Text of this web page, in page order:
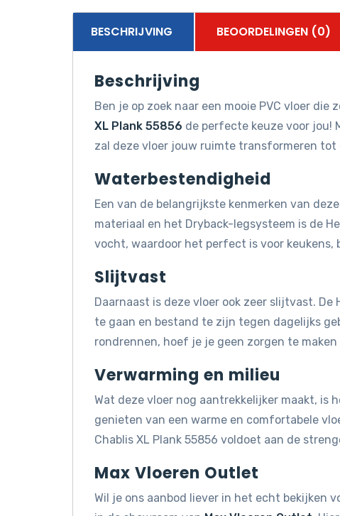
BESCHRIJVING BEOORDELINGEN (0)
Beschrijving
Ben je op zoek naar een mooie PVC vloer
XL Plank 55856 de perfecte keuze voor
zal deze vloer jouw ruimte transformeren
Waterbestendigheid
Een van de belangrijkste kenmerken van
materiaal en het Dryback-legsysteem is de
vocht, waardoor het perfect is voor keukens,
Slijtvast
Daarnaast is deze vloer ook zeer slijtvast. De
te gaan en bestand te zijn tegen dagelijks
rondrennen, hoef je je geen zorgen te
Verwarming en milieu
Wat deze vloer nog aantrekkelijker maakt,
genieten van een warme en comfortabele
Chablis XL Plank 55856 voldoet aan de
Max Vloeren Outlet
Wil je ons aanbod liever in het echt bekijken